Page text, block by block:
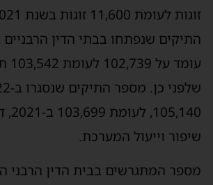
שיפור וייעול המערכת.
מספר המתגרשים בבית הדין הרבני